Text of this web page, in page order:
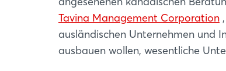
Tavina Management Corporation
ausländischen Unternehmen und
ausbauen wollen, wesentliche